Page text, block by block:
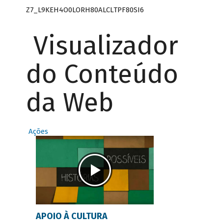
Z7_L9KEH4O0LORH80ALCLTPF80SI6
Visualizador
do Conteúdo
da Web
Ações
APOIO À CULTURA